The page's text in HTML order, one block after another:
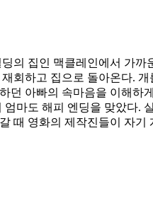
의 집인 맥클레인에서 가
회하고 집으로 돌아온다.
던 아빠의 속마음을 이해하
엄마도 해피 엔딩을 맞았다.
때 영화의 제작진들이 자